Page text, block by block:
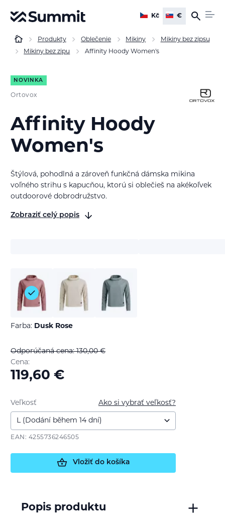
Kč €
Produkty Oblečenie Mikiny
Mikiny bez zipsu
Mikiny bez zipu
Affinity Hoody Women's
NOVINKA
Ortovox
Affinity Hoody
Women's
Štýlová, pohodlná a zároveň funkčná dámska mikina
voľného strihu s kapucňou, ktorú si oblečieš na akékoľvek
outdoorové dobrodružstvo.
Zobraziť celý popis
Farba: Dusk Rose
Odporúčaná cena: 130,00€
Cena:
119,60 €
Ako si vybrať veľkosť?
Veľkosť
EAN: 4255736246505
Vložiť do košíka
Popis produktu